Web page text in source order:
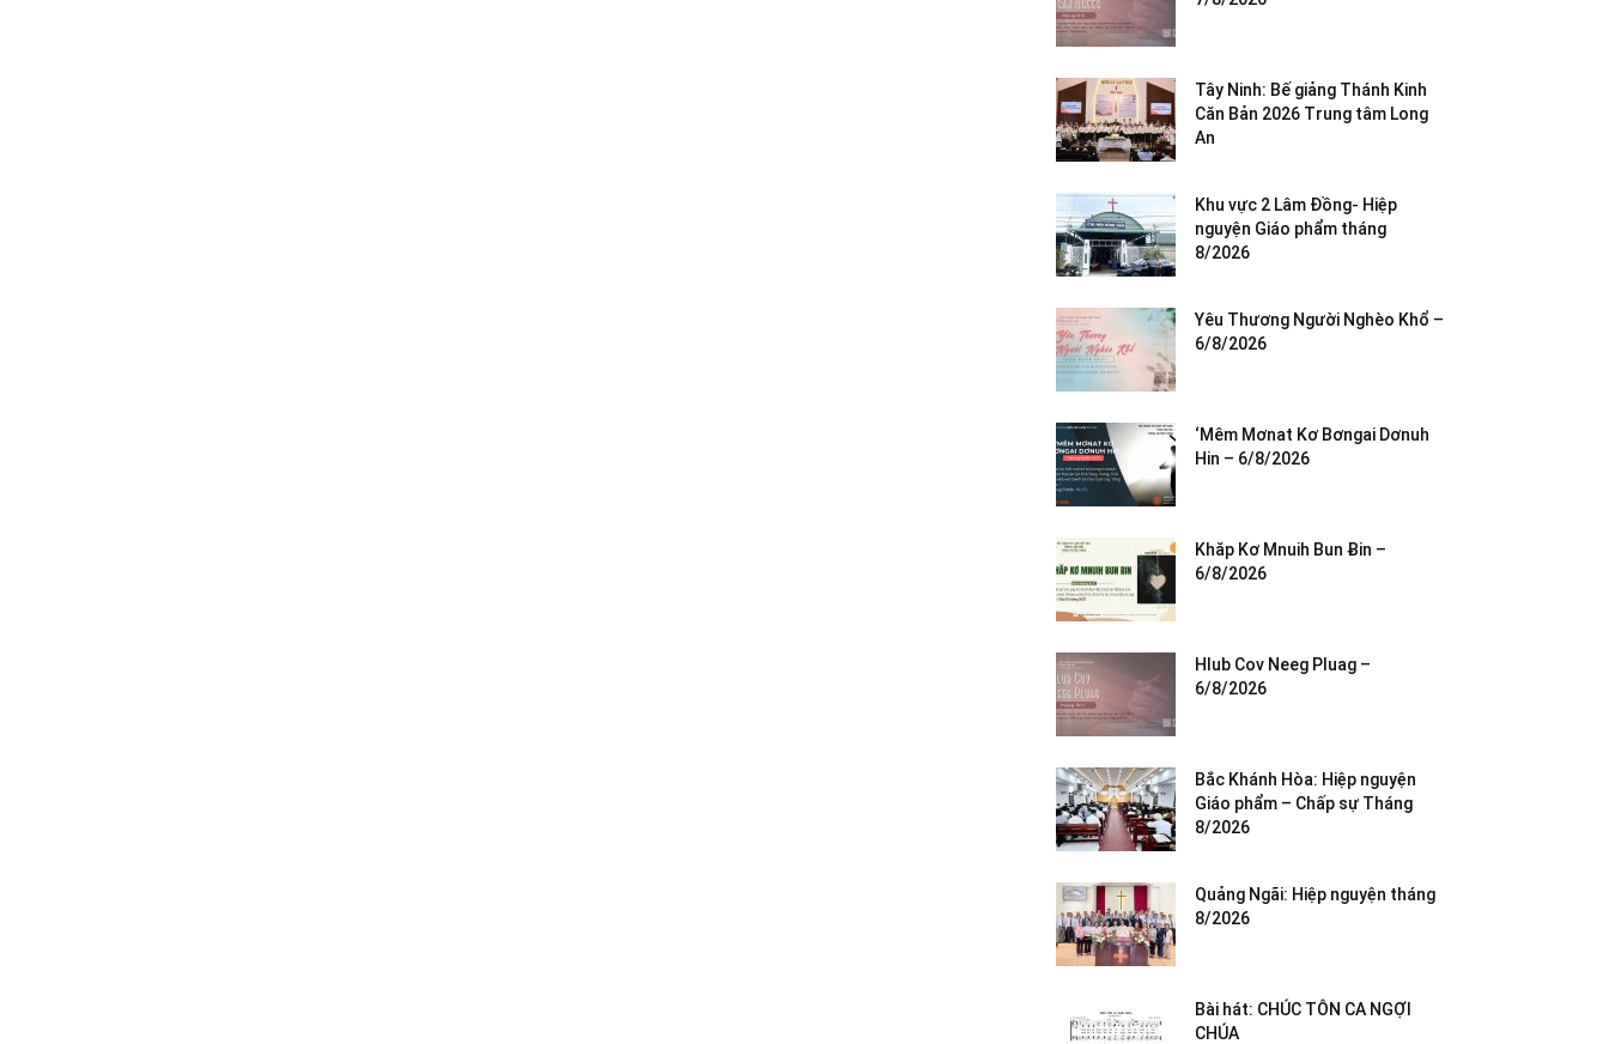
Tây Ninh: Bế giảng Thánh Kinh
Căn Bản 2026 Trung tâm Long
An
Khu vực 2 Lâm Đồng- Hiệp
nguyện Giáo phẩm tháng
8/2026
Yêu Thương Người Nghèo Khổ –
6/8/2026
‘Mêm Mơnat Kơ Bơngai Dơnuh
Hin – 6/8/2026
Khăp Kơ Mnuih Bun Ƀin –
6/8/2026
Hlub Cov Neeg Pluag –
6/8/2026
Bắc Khánh Hòa: Hiệp nguyện
Giáo phẩm – Chấp sự Tháng
8/2026
Quảng Ngãi: Hiệp nguyện tháng
8/2026
Bài hát: CHÚC TÔN CA NGỢI
CHÚA